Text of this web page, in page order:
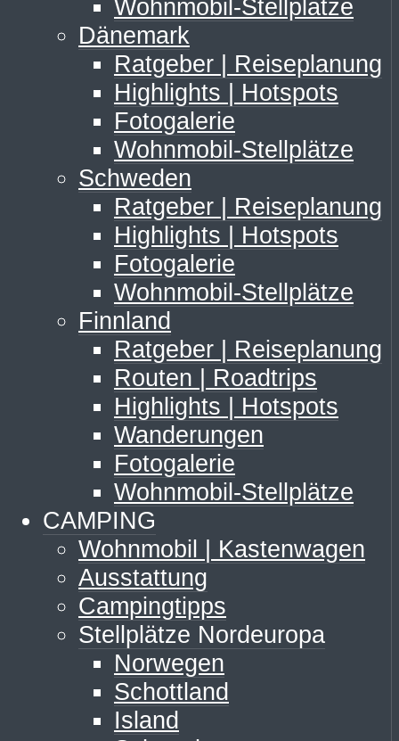
Wohnmobil-Stellplätze
Dänemark
Ratgeber | Reiseplanung
Highlights | Hotspots
Fotogalerie
Wohnmobil-Stellplätze
Schweden
Ratgeber | Reiseplanung
Highlights | Hotspots
Fotogalerie
Wohnmobil-Stellplätze
Finnland
Ratgeber | Reiseplanung
Routen | Roadtrips
Highlights | Hotspots
Wanderungen
Fotogalerie
Wohnmobil-Stellplätze
CAMPING
Wohnmobil | Kastenwagen
Ausstattung
Campingtipps
Stellplätze Nordeuropa
Norwegen
Schottland
Island